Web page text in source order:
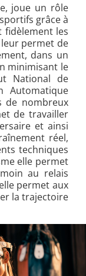
joue un rôle
grâce à
les
permet de
dans un
minimisant le
National de
Automatique
de nombreux
de travailler
et ainsi
réel,
techniques
elle permet
au relais
permet aux
la trajectoire